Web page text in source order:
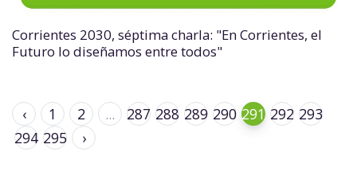
Corrientes 2030, séptima charla: "En Corrientes, el
Futuro lo diseñamos entre todos"
‹ 1 2 ... 287 288 289 290 291 292 293
294 295 ›